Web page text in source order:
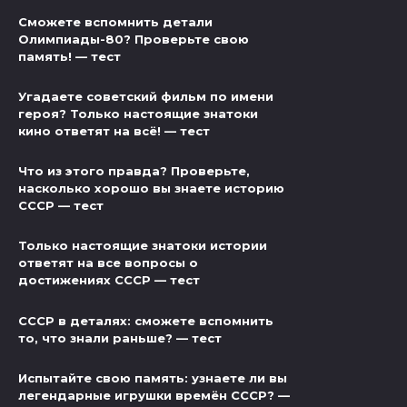
Сможете вспомнить детали
Олимпиады-80? Проверьте свою
память! — тест
Угадаете советский фильм по имени
героя? Только настоящие знатоки
кино ответят на всё! — тест
Что из этого правда? Проверьте,
насколько хорошо вы знаете историю
СССР — тест
Только настоящие знатоки истории
ответят на все вопросы о
достижениях СССР — тест
СССР в деталях: сможете вспомнить
то, что знали раньше? — тест
Испытайте свою память: узнаете ли вы
легендарные игрушки времён СССР? —